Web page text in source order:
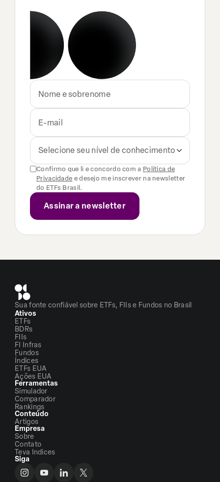
Selecione seu nível de conhecimento
Confirmo que li e concordo com a Política de
Privacidade e desejo me inscrever na newsletter
do ETFs Brasil.
Sua fonte confiável sobre ETFs, FIIs e Fundos no Brasil
Ativos
ETFs
BDRs
FIIs
FI Infras
Fundos
Índices
ETFs EUA
Ações EUA
Ferramentas
Simulador
Comparador
Rankings
Conteúdo
Artigos
Empresa
Sobre
Contato
Teva Indices
Siga